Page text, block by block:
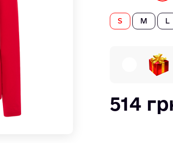
S M L
514